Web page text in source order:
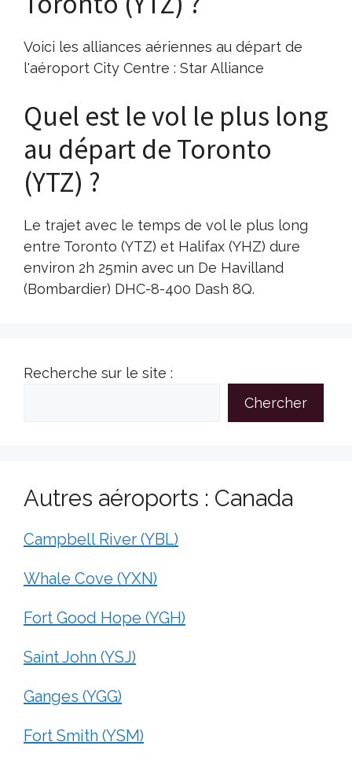
Voici les alliances aériennes au départ de
l'aéroport City Centre : Star Alliance
Quel est le vol le plus long
au départ de Toronto
(YTZ) ?
Le trajet avec le temps de vol le plus long
entre Toronto (YTZ) et Halifax (YHZ) dure
environ 2h 25min avec un De Havilland
(Bombardier) DHC-8-400 Dash 8Q.
Recherche sur le site :
Chercher
Autres aéroports : Canada
Campbell River (YBL)
Whale Cove (YXN)
Fort Good Hope (YGH)
Saint John (YSJ)
Ganges (YGG)
Fort Smith (YSM)